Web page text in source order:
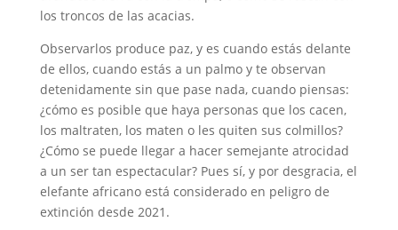
los troncos de las acacias.
Observarlos produce paz, y es cuando estás delante
de ellos, cuando estás a un palmo y te observan
detenidamente sin que pase nada, cuando piensas:
¿cómo es posible que haya personas que los cacen,
los maltraten, los maten o les quiten sus colmillos?
¿Cómo se puede llegar a hacer semejante atrocidad
a un ser tan espectacular? Pues sí, y por desgracia, el
elefante africano está considerado en peligro de
extinción desde 2021.